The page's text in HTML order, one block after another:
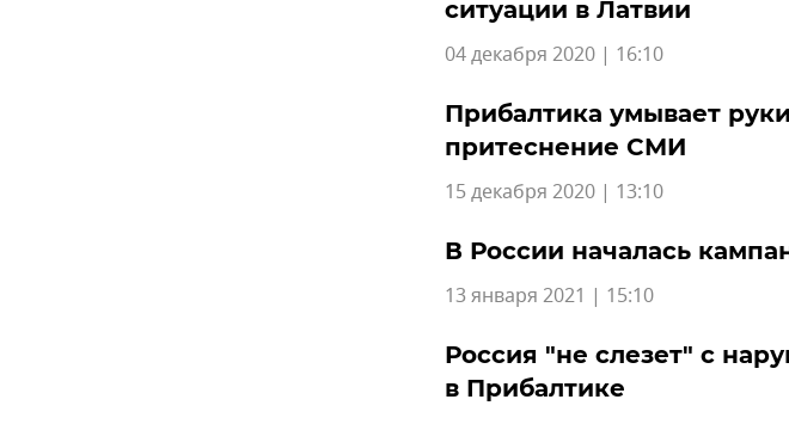
ситуации в Латвии
04 декабря 2020 | 16:10
Прибалтика умывает
притеснение СМИ
15 декабря 2020 | 13:10
В России началась
13 января 2021 | 15:10
Россия "не слезет" с
в Прибалтике